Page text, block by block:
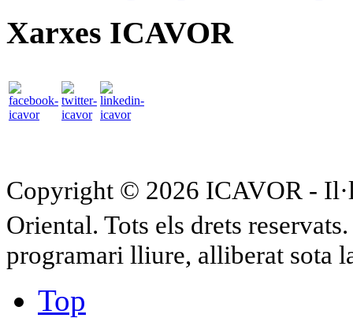
Xarxes ICAVOR
Copyright © 2026 ICAVOR -
Oriental. Tots els drets
programari lliure, alliberat sota
Top